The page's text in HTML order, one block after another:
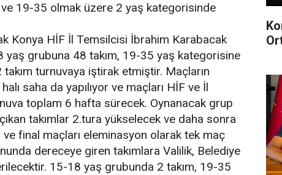
19-35 olmak üzere 2 yaş kategorisinde
Konya HİF İl Temsilcisi İbrahim Karabacak
yaş grubuna 48 takım, 19-35 yaş kategorisine
turnuvaya iştirak etmiştir. Maçların
saha da yapılıyor ve maçları HİF ve İl
toplam 6 hafta sürecek. Oynanacak grup
takımlar 2.tura yükselecek ve daha sonra
final maçları eleminasyon olarak tek maç
dereceye giren takımlara Valilik, Belediye
15-18 yaş grubunda 2 takım, 19-35